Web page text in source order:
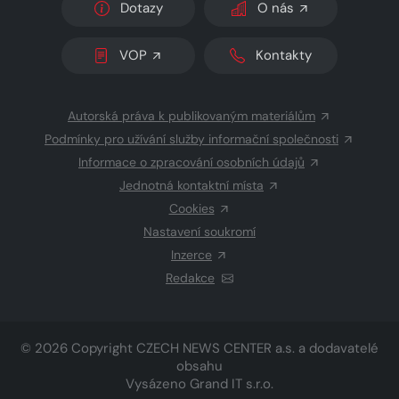
Dotazy O nás
VOP Kontakty
Autorská práva k publikovaným materiálům
Podmínky pro užívání služby informační společnosti
Informace o zpracování osobních údajů
Jednotná kontaktní místa
Cookies
Nastavení soukromí
Inzerce
Redakce
© 2026 Copyright CZECH NEWS CENTER a.s. a dodavatelé
obsahu
Vysázeno Grand IT s.r.o.